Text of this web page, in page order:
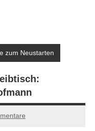
zum Neustarten